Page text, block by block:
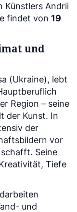
Künstlers Andrii
findet von 19
und
(Ukraine), lebt
Region – seine
der Kunst. In
der
vor
Seine
Tiefe
und